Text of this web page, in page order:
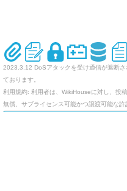
2023.3.12 DoSアタックを受け通信が遮断さ
ております。
利用規約: 利用者は、WikiHouseに対し、投
無償、サブライセンス可能かつ譲渡可能な許